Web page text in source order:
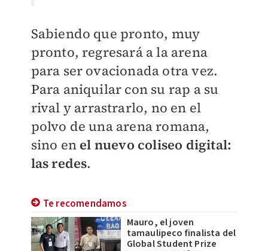
Sabiendo que pronto, muy
pronto, regresará a la arena
para ser ovacionada otra vez.
Para aniquilar con su rap a su
rival y arrastrarlo, no en el
polvo de una arena romana,
sino en el nuevo coliseo digital:
las redes.
Te recomendamos
Mauro, el joven
tamaulipeco finalista del
Global Student Prize